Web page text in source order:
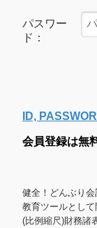
パスワー
ド：
ID,
会員登録は無
健全！どんぶり
教育ツールとし
(比例縮尺)財務諸